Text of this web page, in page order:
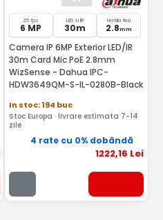
25 fps
6 MP
LED si IR
30m
lentila fixa
2.8mm
Camera IP 6MP Exterior LED/IR
30m Card Mic PoE 2.8mm
WizSense - Dahua IPC-
HDW3649QM-S-IL-0280B-Black
In stoc: 194 buc
Stoc Europa · livrare estimata 7-14
zile
4 rate cu 0% dobândă
1222,16 Lei